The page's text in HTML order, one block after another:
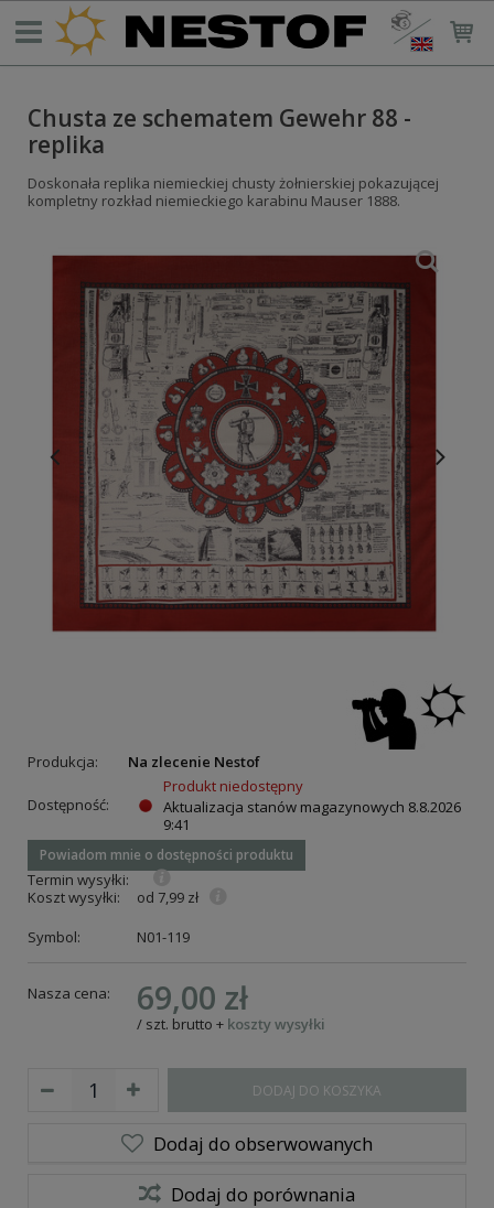
Chusta ze schematem Gewehr 88 -
replika
Doskonała replika niemieckiej chusty żołnierskiej pokazującej
kompletny rozkład niemieckiego karabinu Mauser 1888.
Produkcja: Na zlecenie Nestof
Dostępność:
Produkt niedostępny
Aktualizacja stanów magazynowych 8.8.2026
9:41
Powiadom mnie o dostępności produktu
Termin wysyłki:
Koszt wysyłki:
od 7,99 zł
Symbol:
N01-119
Nasza cena: 69,00 zł
/ szt. brutto + koszty wysyłki
DODAJ DO KOSZYKA
Dodaj do obserwowanych
Dodaj do porównania